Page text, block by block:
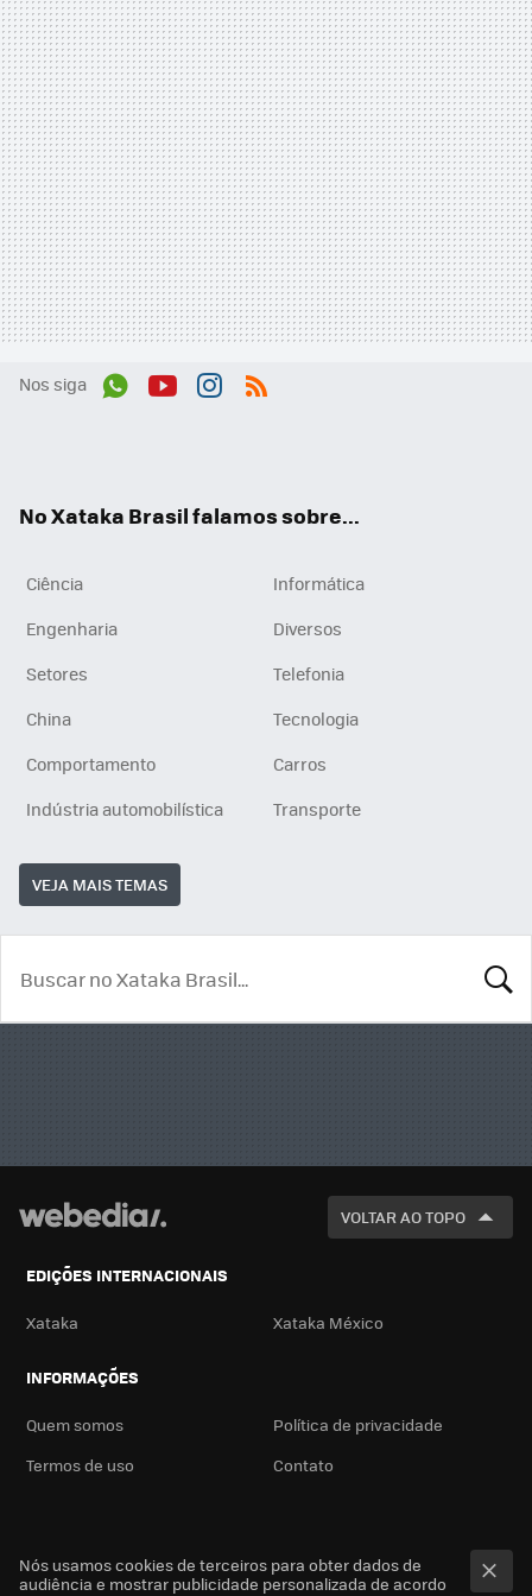
Nos siga
No Xataka Brasil falamos sobre...
Ciência
Informática
Engenharia
Diversos
Setores
Telefonia
China
Tecnologia
Comportamento
Carros
Indústria automobilística
Transporte
VEJA MAIS TEMAS
VOLTAR AO TOPO
EDIÇÕES INTERNACIONAIS
Xataka Xataka México
INFORMAÇÕES
Quem somos
Política de privacidade
Termos de uso
Contato
Nós usamos cookies de terceiros para obter dados de
audiência e mostrar publicidade personalizada de acordo